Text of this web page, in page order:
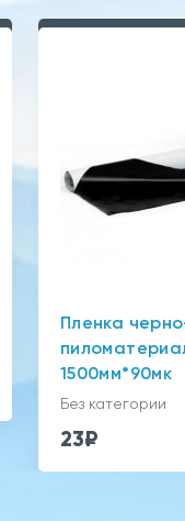
Пленка
1500мм*90мк
Без категории
23₽